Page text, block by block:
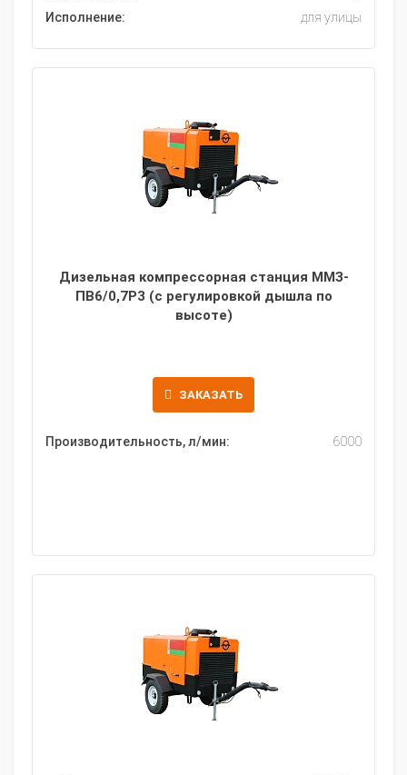
Исполнение:
для улицы
Дизельная компрессорная станция ММЗ-
ПВ6/0,7Р3 (с регулировкой дышла по
высоте)
ЗАКАЗАТЬ
Производительность, л/мин: 6000